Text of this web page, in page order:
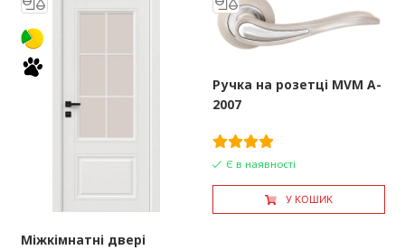
Міжкімнатні двері
Ручка на розетці MVM A-
2007
Є в наявності
У КОШИК